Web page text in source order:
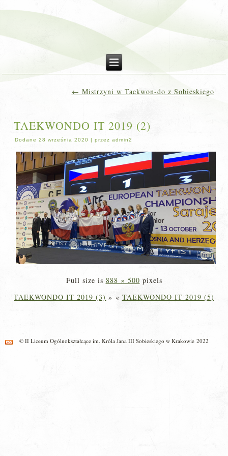
← Mistrzyni w Taekwon-do z Sobieskiego
TAEKWONDO IT 2019 (2)
Dodane 28 września 2020 |przez admin2
Full size is 888 × 500 pixels
TAEKWONDO IT 2019 (3) » « TAEKWONDO IT 2019 (5)
© II Liceum Ogólnokształcące im. Króla Jana III Sobieskiego w Krakowie 2022